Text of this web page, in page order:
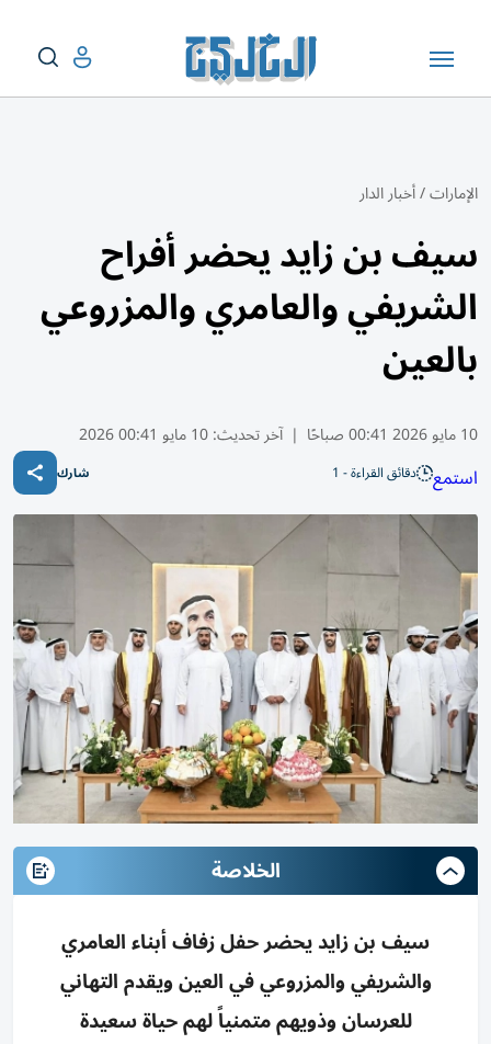
الإمارات/أخبار الدار
سيف بن زايد يحضر أفراح
الشريفي والعامري والمزروعي
بالعين
10 مايو 2026 00:41 صباحًا | آخر تحديث:10 مايو 00:41 2026
استمع دقائق القراءة - 1 شارك
الخلاصة
سيف بن زايد يحضر حفل زفاف أبناء العامري
والشريفي والمزروعي في العين ويقدم التهاني
للعرسان وذويهم متمنياً لهم حياة سعيدة